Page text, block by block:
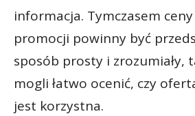
informacja. Tymczasem
promocji powinny być
sposób prosty i zrozumiały,
mogli łatwo ocenić, czy
jest korzystna.